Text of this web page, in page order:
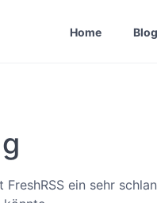
Home Blog
FreshRSS ein sehr